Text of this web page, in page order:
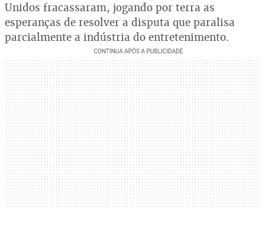
Unidos fracassaram, jogando por terra as
esperanças de resolver a disputa que paralisa
parcialmente a indústria do entretenimento.